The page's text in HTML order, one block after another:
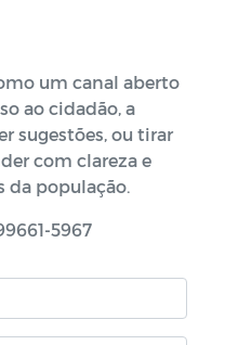
um canal aberto
ao cidadão, a
sugestões, ou tirar
com clareza e
da população.
5967